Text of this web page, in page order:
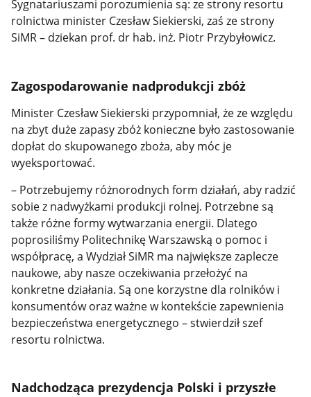
Sygnatariuszami porozumienia są: ze strony resortu
rolnictwa minister Czesław Siekierski, zaś ze strony
SiMR – dziekan prof. dr hab. inż. Piotr Przybyłowicz.
Zagospodarowanie nadprodukcji zbóż
Minister Czesław Siekierski przypomniał, że ze względu
na zbyt duże zapasy zbóż konieczne było zastosowanie
dopłat do skupowanego zboża, aby móc je
wyeksportować.
– Potrzebujemy różnorodnych form działań, aby radzić
sobie z nadwyżkami produkcji rolnej. Potrzebne są
także różne formy wytwarzania energii. Dlatego
poprosiliśmy Politechnikę Warszawską o pomoc i
współpracę, a Wydział SiMR ma największe zaplecze
naukowe, aby nasze oczekiwania przełożyć na
konkretne działania. Są one korzystne dla rolników i
konsumentów oraz ważne w kontekście zapewnienia
bezpieczeństwa energetycznego – stwierdził szef
resortu rolnictwa.
Nadchodząca prezydencja Polski i przyszłe